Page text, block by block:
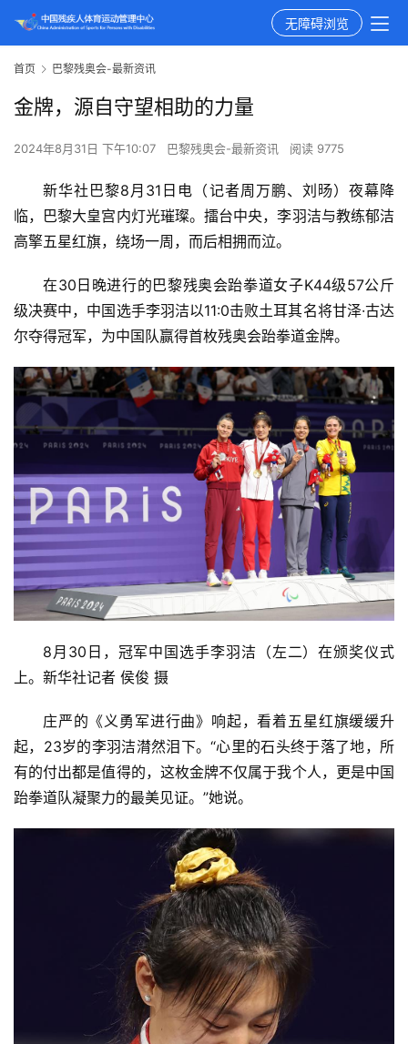
无障碍浏览
首页 巴黎残奥会-最新资讯
金牌，源自守望相助的力量
2024年8月31日 下午10:07 巴黎残奥会-最新资讯 阅读 9775
新华社巴黎8月31日电（记者周万鹏、刘旸）夜幕降
临，巴黎大皇宫内灯光璀璨。擂台中央，李羽洁与教练郁洁
高擎五星红旗，绕场一周，而后相拥而泣。
在30日晚进行的巴黎残奥会跆拳道女子K44级57公斤
级决赛中，中国选手李羽洁以11:0击败土耳其名将甘泽·古达
尔夺得冠军，为中国队赢得首枚残奥会跆拳道金牌。
8月30日，冠军中国选手李羽洁（左二）在颁奖仪式
上。新华社记者 侯俊 摄
庄严的《义勇军进行曲》响起，看着五星红旗缓缓升
起，23岁的李羽洁潸然泪下。“心里的石头终于落了地，所
有的付出都是值得的，这枚金牌不仅属于我个人，更是中国
跆拳道队凝聚力的最美见证。”她说。